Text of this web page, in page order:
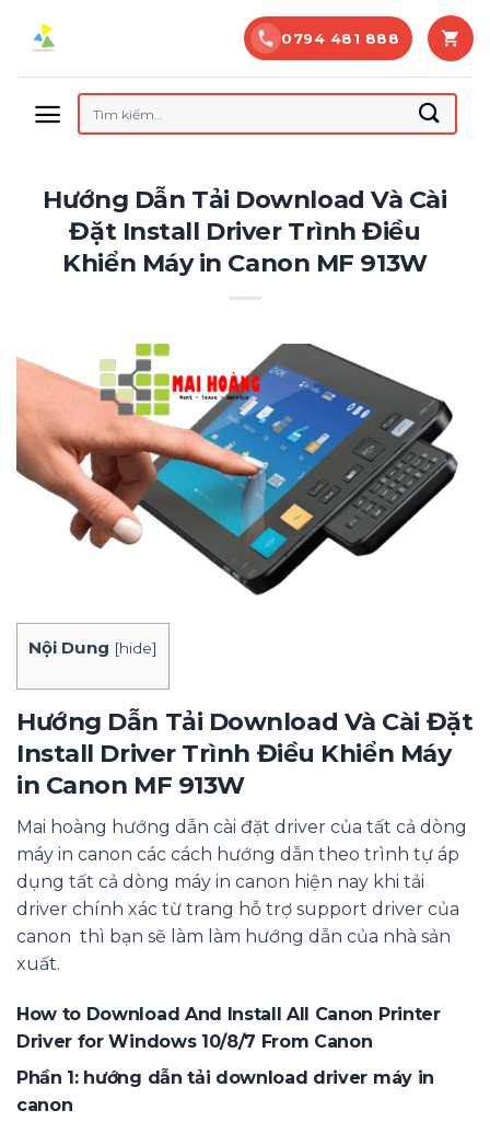
0794 481 888
Tìm
kiếm:
Hướng Dẫn Tải Download Và Cài
Đặt Install Driver Trình Điều
Khiển Máy in Canon MF 913W
Nội Dung [hide]
Hướng Dẫn Tải Download Và Cài Đặt
Install Driver Trình Điều Khiển Máy
in Canon MF 913W
Mai hoàng hướng dẫn cài đặt driver của tất cả dòng
máy in canon các cách hướng dẫn theo trình tự áp
dụng tất cả dòng máy in canon hiện nay khi tải
driver chính xác từ trang hỗ trợ support driver của
canon thì bạn sẽ làm làm hướng dẫn của nhà sản
xuất.
How to Download And Install All Canon Printer
Driver for Windows 10/8/7 From Canon
Phần 1: hướng dẫn tải download driver máy in
canon